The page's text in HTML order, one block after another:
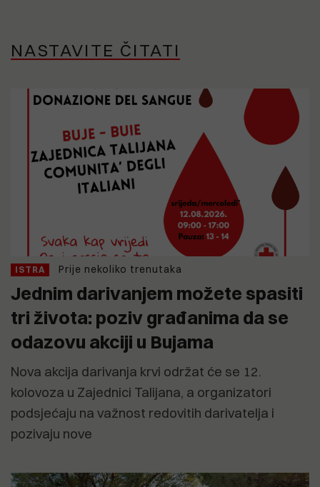
NASTAVITE ČITATI
ISTRA Prije nekoliko trenutaka
Jednim darivanjem možete spasiti
tri života: poziv građanima da se
odazovu akciji u Bujama
Nova akcija darivanja krvi održat će se 12.
kolovoza u Zajednici Talijana, a organizatori
podsjećaju na važnost redovitih darivatelja i
pozivaju nove